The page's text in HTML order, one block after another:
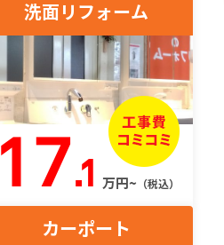
洗面リフォーム
17.1 万円~ （税込）
カーポート